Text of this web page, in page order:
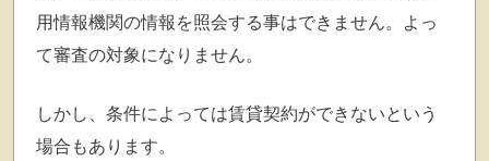
用情報機関の情報を照会する事はできません。よっ
て審査の対象になりません。
しかし、条件によっては賃貸契約ができないという
場合もあります。